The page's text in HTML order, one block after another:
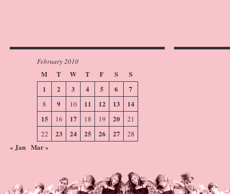
February 2010
M T W T F S
S
1
2 3 4 5 6 7
8 9 10 11 12 13
14
15
16 17 18 19 20
21
22
23 24 25 26 27 28
« Jan Mar »